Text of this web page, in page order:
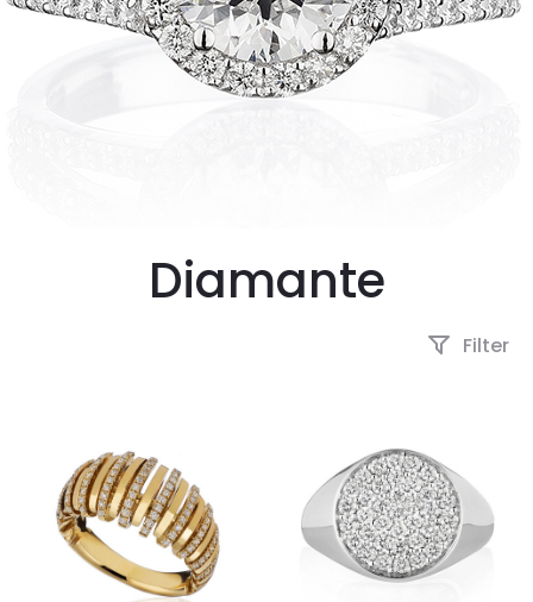
Diamante
Filter